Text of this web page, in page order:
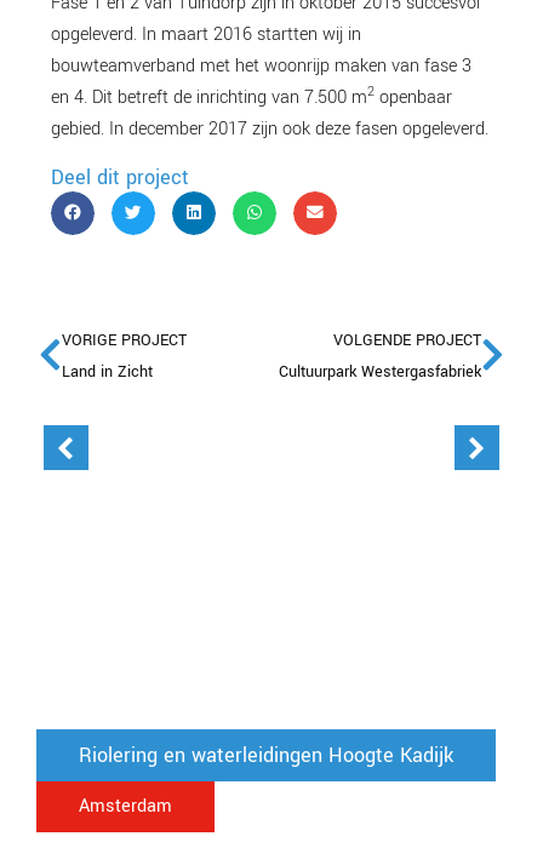
opgeleverd. In maart 2016 startten wij in
bouwteamverband met het woonrijp maken van fase 3
en 4. Dit betreft de inrichting van 7.500 m2 openbaar
gebied. In december 2017 zijn ook deze fasen opgeleverd.
Deel dit project
VORIGE PROJECT
Land in Zicht
VOLGENDE PROJECT
Cultuurpark Westergasfabriek
Riolering en waterleidingen Hoogte Kadijk
Amsterdam